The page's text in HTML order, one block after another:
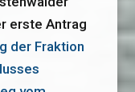
erste Antrag
der Fraktion